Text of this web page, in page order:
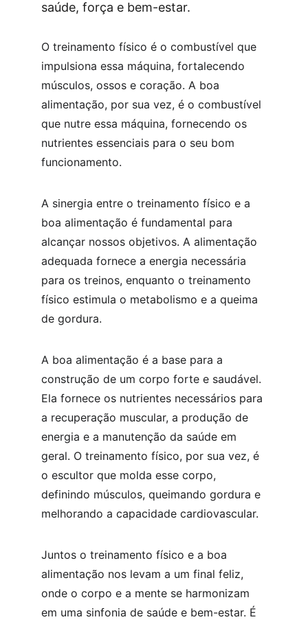
saúde, força e bem-estar.
O treinamento físico é o combustível que
impulsiona essa máquina, fortalecendo
músculos, ossos e coração. A boa
alimentação, por sua vez, é o combustível
que nutre essa máquina, fornecendo os
nutrientes essenciais para o seu bom
funcionamento.
A sinergia entre o treinamento físico e a
boa alimentação é fundamental para
alcançar nossos objetivos. A alimentação
adequada fornece a energia necessária
para os treinos, enquanto o treinamento
físico estimula o metabolismo e a queima
de gordura.
A boa alimentação é a base para a
construção de um corpo forte e saudável.
Ela fornece os nutrientes necessários para
a recuperação muscular, a produção de
energia e a manutenção da saúde em
geral. O treinamento físico, por sua vez, é
o escultor que molda esse corpo,
definindo músculos, queimando gordura e
melhorando a capacidade cardiovascular.
Juntos o treinamento físico e a boa
alimentação nos levam a um final feliz,
onde o corpo e a mente se harmonizam
em uma sinfonia de saúde e bem-estar. É